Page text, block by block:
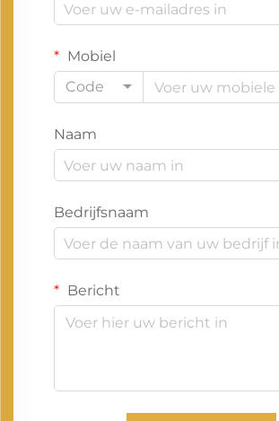
Mobiel
Code
Naam
Bedrijfsnaam
Bericht